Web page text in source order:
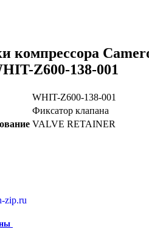
компрессора
Z600-138-001
WHIT-Z600-138-001
Фиксатор клапана
VALVE RETAINER
zip.ru